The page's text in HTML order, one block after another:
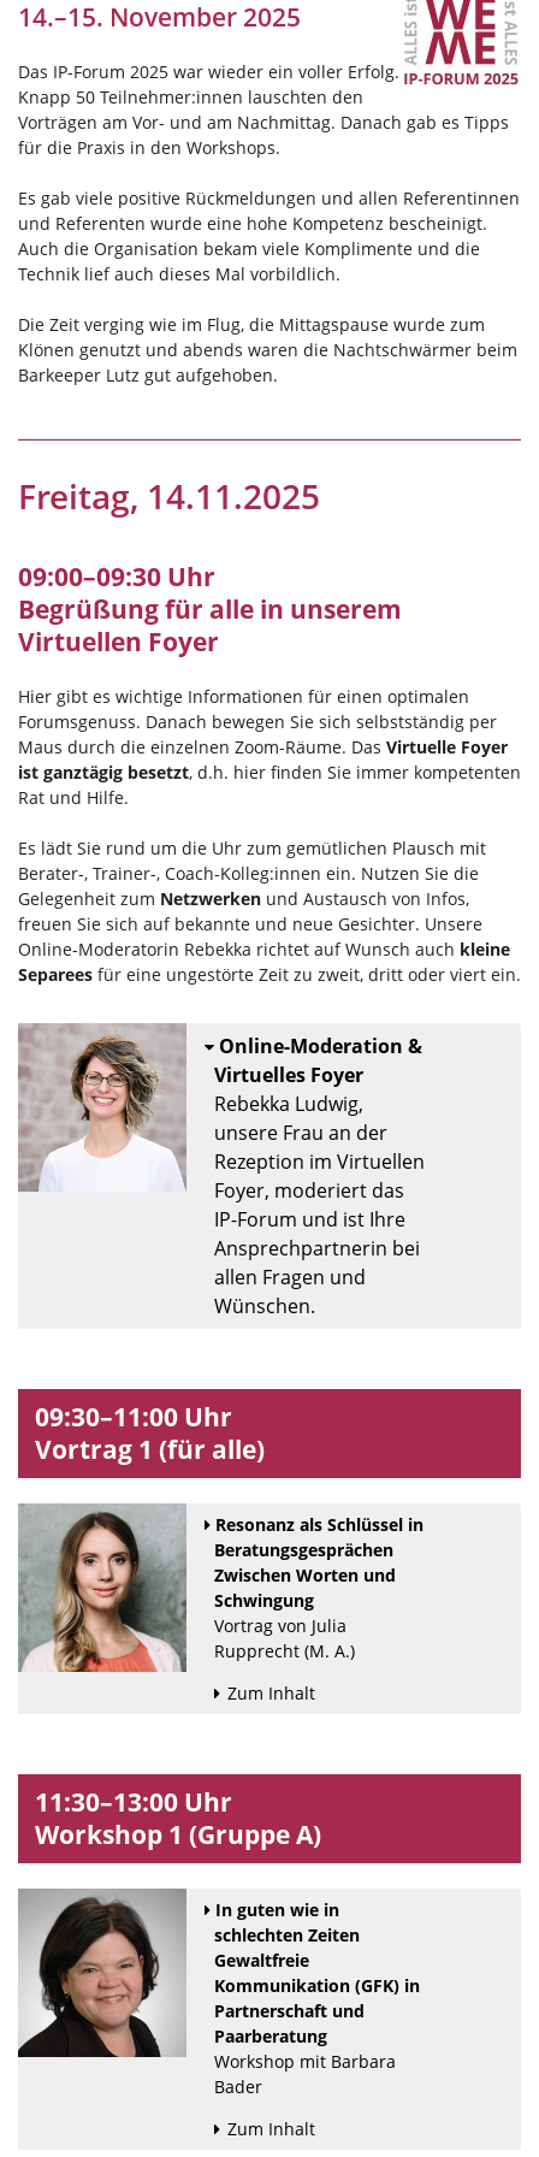
14.–15. November 2025
Das IP-Forum 2025 war wieder ein voller Erfolg.
Knapp 50 Teilnehmer:innen lauschten den
Vorträgen am Vor- und am Nachmittag. Danach gab es Tipps
für die Praxis in den Workshops.
Es gab viele positive Rückmeldungen und allen Referentinnen
und Referenten wurde eine hohe Kompetenz bescheinigt.
Auch die Organisation bekam viele Komplimente und die
Technik lief auch dieses Mal vorbildlich.
Die Zeit verging wie im Flug, die Mittagspause wurde zum
Klönen genutzt und abends waren die Nachtschwärmer beim
Barkeeper Lutz gut aufgehoben.
Freitag, 14.11.2025
09:00–09:30 Uhr
Begrüßung für alle in unserem
Virtuellen Foyer
Hier gibt es wichtige Informationen für einen optimalen
Forumsgenuss. Danach bewegen Sie sich selbstständig per
Maus durch die einzelnen Zoom-Räume. Das Virtuelle Foyer
ist ganztägig besetzt, d.h. hier finden Sie immer kompetenten
Rat und Hilfe.
Es lädt Sie rund um die Uhr zum gemütlichen Plausch mit
Berater-, Trainer-, Coach-Kolleg:innen ein. Nutzen Sie die
Gelegenheit zum Netzwerken und Austausch von Infos,
freuen Sie sich auf bekannte und neue Gesichter. Unsere
Online-Moderatorin Rebekka richtet auf Wunsch auch kleine
Separees für eine ungestörte Zeit zu zweit, dritt oder viert ein.
Online-Moderation &
Virtuelles Foyer
Rebekka Ludwig,
unsere Frau an der
Rezeption im Virtuellen
Foyer, moderiert das
IP-Forum und ist Ihre
Ansprechpartnerin bei
allen Fragen und
Wünschen.
09:30–11:00 Uhr
Vortrag 1 (für alle)
Resonanz als Schlüssel in
Beratungsgesprächen
Zwischen Worten und
Schwingung
Vortrag von Julia
Rupprecht (M. A.)
Zum Inhalt
11:30–13:00 Uhr
Workshop 1 (Gruppe A)
In guten wie in
schlechten Zeiten
Gewaltfreie
Kommunikation (GFK) in
Partnerschaft und
Paarberatung
Workshop mit Barbara
Bader
Zum Inhalt